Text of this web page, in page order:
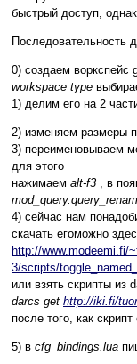
быстрый доступ,
Последовательность
0) создаем воркспейс
workspace type
1) делим его на 2
2) изменяем размеры
3) переименовываем
для этого
нажимаем alt-f3 , в
4) сейчас нам
скачать егоможно
http://www.modeemi.fi/
3/scripts/
или взять скрипты из
darcs get http://iki.fi/
после того, как
5) в cfg_bindings.lua